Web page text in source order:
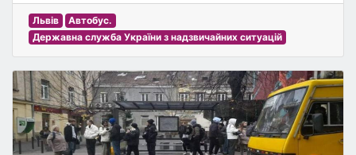
Львів
Автобус.
Державна служба України з надзвичайних ситуацій